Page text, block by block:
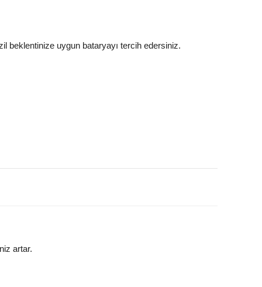
beklentinize uygun bataryayı tercih edersiniz.
artar.